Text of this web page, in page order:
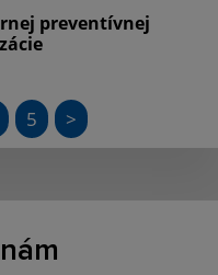
preventívnej
5 >